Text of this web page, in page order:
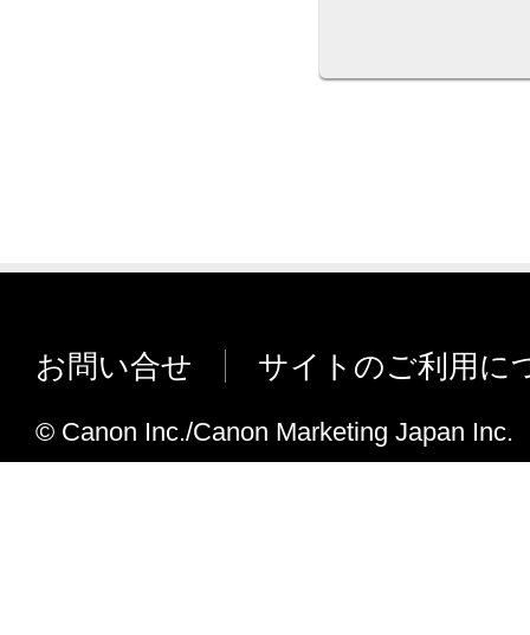
お問い合せ サイトのご利用に
© Canon Inc./Canon Marketing Japan Inc.